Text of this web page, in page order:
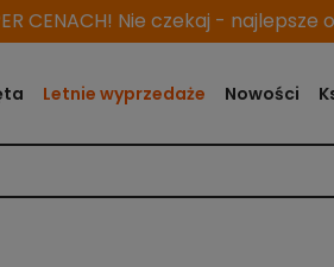
CENACH! Nie czekaj -
Letnie wyprzedaże Nowości